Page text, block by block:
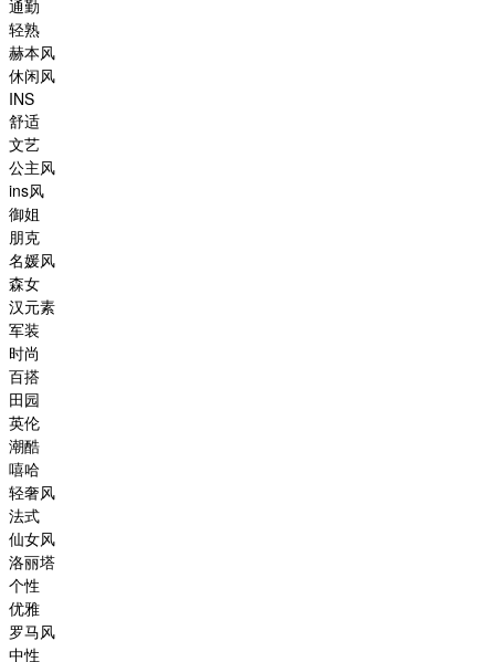
通勤
轻熟
赫本风
休闲风
INS
舒适
文艺
公主风
ins风
御姐
朋克
名媛风
森女
汉元素
军装
时尚
百搭
田园
英伦
潮酷
嘻哈
轻奢风
法式
仙女风
洛丽塔
个性
优雅
罗马风
中性